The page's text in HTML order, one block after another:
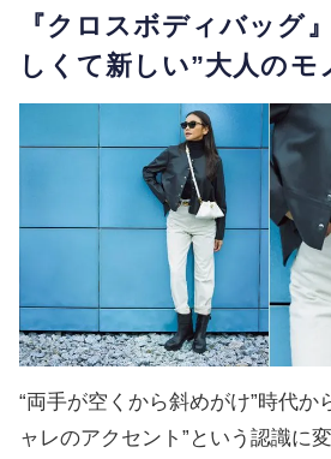
『クロスボディバッグ
しくて新しい”大人のモ
“両手が空くから斜めがけ”時代か
ャレのアクセント”という認識に